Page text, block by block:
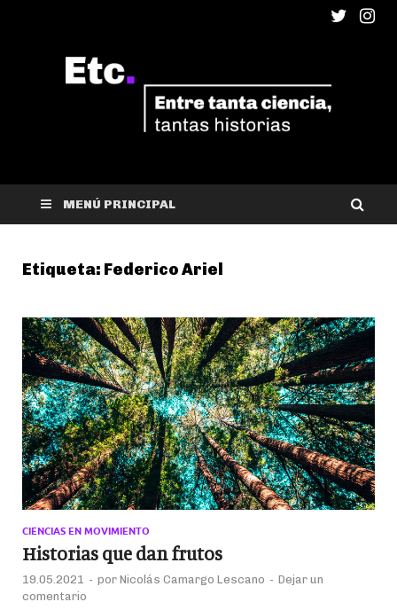
ETC
MENÚ PRINCIPAL
Etiqueta: Federico Ariel
CIENCIAS EN MOVIMIENTO
Historias que dan frutos
19.05.2021 - por Nicolás Camargo Lescano - Dejar un
comentario